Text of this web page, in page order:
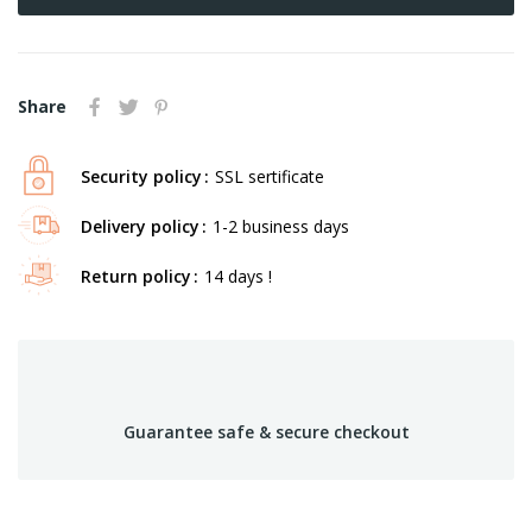
Share
Security policy SSL sertificate
Delivery policy 1-2 business days
Return policy 14 days !
Guarantee safe & secure checkout